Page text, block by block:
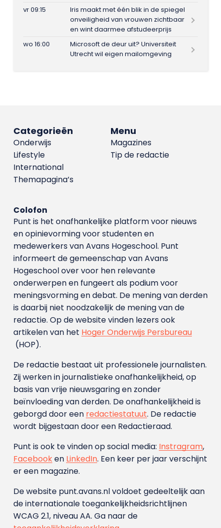
vr 09:15
Iris maakt met één blik in de spiegel
onveiligheid van vrouwen zichtbaar
en wint daarmee afstudeerprijs
wo 16:00
Microsoft de deur uit? Universiteit
Utrecht wil eigen mailomgeving
Menu
Magazines
Tip de redactie
Categorieën
Onderwijs
Lifestyle
International
Themapagina’s
Colofon
Punt is het onafhankelijke platform voor nieuws
en opinievorming voor studenten en
medewerkers van Avans Hoge­school. Punt
informeert de gemeenschap van Avans
Hogeschool over voor hen relevante
onderwerpen en fungeert als podium voor
meningsvorming en debat. De mening van derden
is daarbij niet noodzakelijk de mening van de
redactie. Op de website vinden lezers ook
artikelen van het Hoger Onderwijs Persbureau
(HOP).
De redactie bestaat uit professionele journalisten.
Zij werken in journalistieke onafhankelijkheid, op
basis van vrije nieuwsgaring en zonder
beïnvloeding van derden. De onafhankelijkheid is
geborgd door een redactiestatuut. De redactie
wordt bijgestaan door een Redactieraad.
Punt is ook te vinden op social media: Instragram,
Facebooken LinkedIn. Een keer per jaar verschijnt
er een magazine.
De website punt.avans.nl voldoet gedeeltelijk aan
de internationale toegankelijkheidsrichtlijnen
WCAG 2.1, niveau AA. Ga naar de